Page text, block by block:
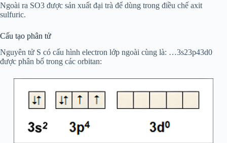
Ngoài ra SO3 được sản xuất đại trà để dùng trong điều chế axit
sulfuric.
Cấu tạo phân tử
Nguyên tử S có cấu hình electron lớp ngoài cùng là: …3s23p43d0
được phân bố trong các orbitan: